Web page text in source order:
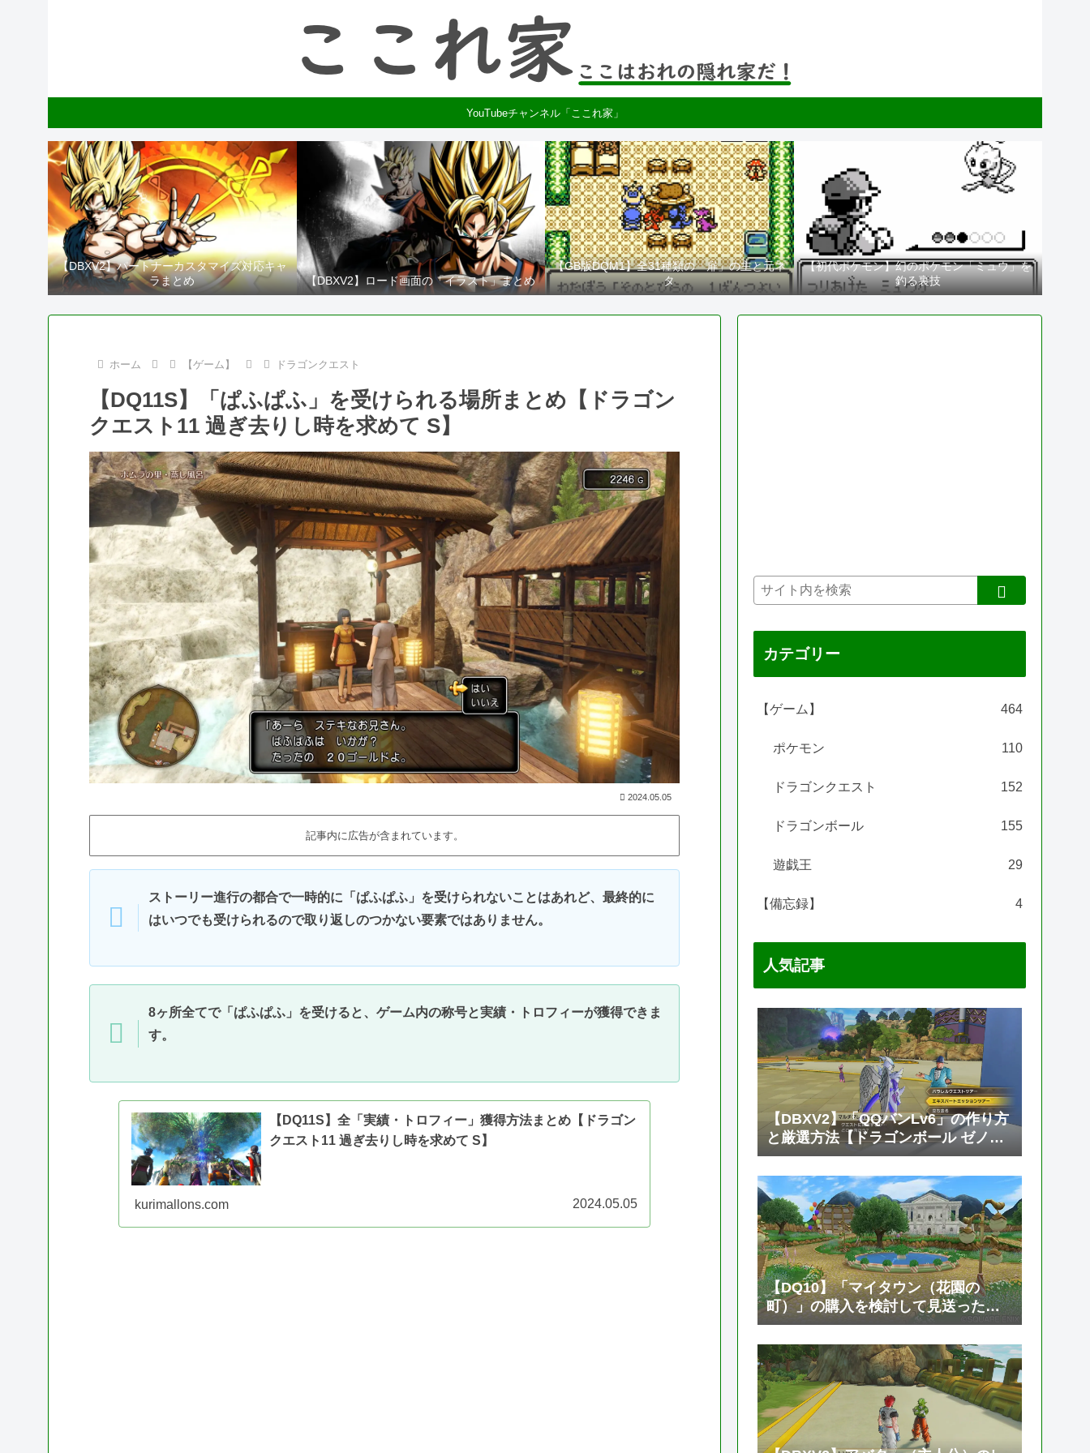
YouTubeチャンネル「ここれ家」
【DBXV2】パートナーカスタマイズ対応キャ
ラまとめ
【DBXV2】ロード画面の「イラスト」まとめ
【GB版DQM1】全31種類の「扉」の主と元ネ
タ
【初代ポケモン】幻のポケモン「ミュウ」を
釣る裏技
ホーム 【ゲーム】 ドラゴンクエスト
【DQ11S】「ぱふぱふ」を受けられる場所まとめ【ドラゴン
クエスト11 過ぎ去りし時を求めて S】
2024.05.05
記事内に広告が含まれています。
ストーリー進行の都合で一時的に「ぱふぱふ」を受けられないことはあれど、最終的に
はいつでも受けられるので取り返しのつかない要素ではありません。
8ヶ所全てで「ぱふぱふ」を受けると、ゲーム内の称号と実績・トロフィーが獲得できま
す。
【DQ11S】全「実績・トロフィー」獲得方法まとめ【ドラゴン
クエスト11 過ぎ去りし時を求めて S】
kurimallons.com 2024.05.05
カテゴリー
【ゲーム】 464
ポケモン 110
ドラゴンクエスト 152
ドラゴンボール 155
遊戯王 29
【備忘録】 4
人気記事
【DBXV2】「QQバンLv6」の作り方
と厳選方法【ドラゴンボール ゼノバ
ース2】
【DQ10】「マイタウン（花園の
町）」の購入を検討して見送った話
【ドラゴンクエスト10 オンライン】